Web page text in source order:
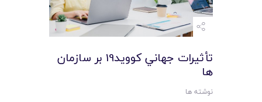
تأثيرات جهاني کوويد19 بر سازمان
ها
نوشته ها